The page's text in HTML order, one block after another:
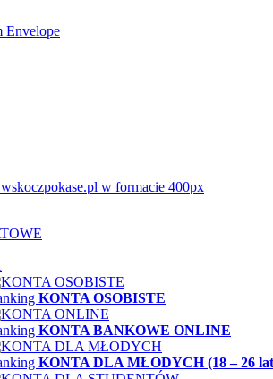
Envelope
KONTA OSOBISTE
KONTA BANKOWE ONLINE
KONTA DLA MŁODYCH (18 – 26